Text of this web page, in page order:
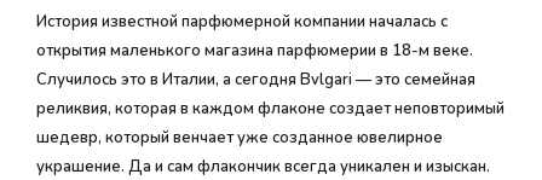
История известной парфюмерной компании началась с
открытия маленького магазина парфюмерии в 18-м веке.
Случилось это в Италии, а сегодня Bvlgari — это семейная
реликвия, которая в каждом флаконе создает неповторимый
шедевр, который венчает уже созданное ювелирное
украшение. Да и сам флакончик всегда уникален и изыскан.